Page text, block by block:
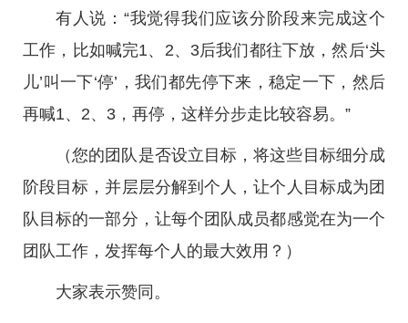
有人说：“我觉得我们应该分阶段来完成这个
工作，比如喊完1、2、3后我们都往下放，然后‘头
儿’叫一下‘停’，我们都先停下来，稳定一下，然后
再喊1、2、3，再停，这样分步走比较容易。”
（您的团队是否设立目标，将这些目标细分成
阶段目标，并层层分解到个人，让个人目标成为团
队目标的一部分，让每个团队成员都感觉在为一个
团队工作，发挥每个人的最大效用？）
大家表示赞同。